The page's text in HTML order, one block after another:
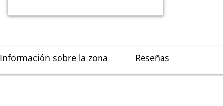
Información sobre la zona Reseñas